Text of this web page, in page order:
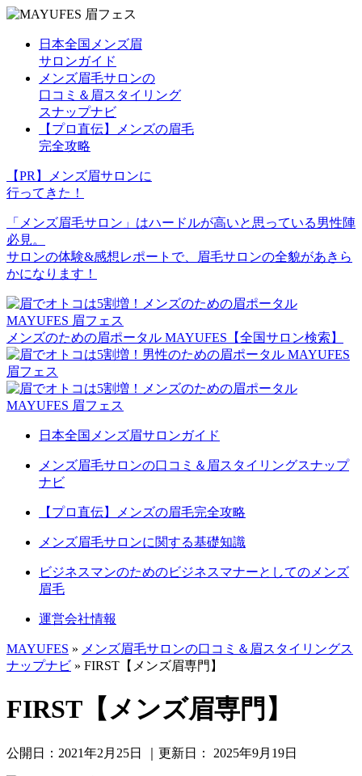
⽇本全国メンズ眉
サロンガイド
メンズ眉⽑サロンの
⼝コミ＆眉スタイリング
スナップナビ
【プロ直伝】メンズの眉⽑
完全攻略
【PR】メンズ眉サロンに
行ってきた！
「メンズ眉毛サロン」はハードルが高いと思っている男性陣
必見。
サロンの体験&感想レポートで、眉毛サロンの全貌があきら
かになります！
メンズのための眉ポータル MAYUFES【全国サロン検索】
日本全国メンズ眉サロンガイド
メンズ眉毛サロンの口コミ＆眉スタイリングスナップ
ナビ
【プロ直伝】メンズの眉毛完全攻略
メンズ眉毛サロンに関する基礎知識
ビジネスマンのためのビジネスマナーとしてのメンズ
眉毛
運営会社情報
MAYUFES » メンズ眉毛サロンの口コミ＆眉スタイリングス
ナップナビ » FIRST【メンズ眉専門】
FIRST【メンズ眉専門】
公開日： 2021年2月25日 ｜更新日： 2025年9月19日